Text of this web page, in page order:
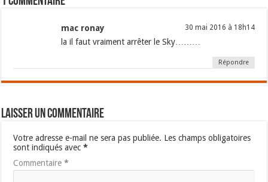
mac ronay 30 mai 2016 à 18h14
la il faut vraiment arrêter le Sky………
Répondre
Laisser un commentaire
Votre adresse e-mail ne sera pas publiée. Les champs obligatoires
sont indiqués avec*
Commentaire*